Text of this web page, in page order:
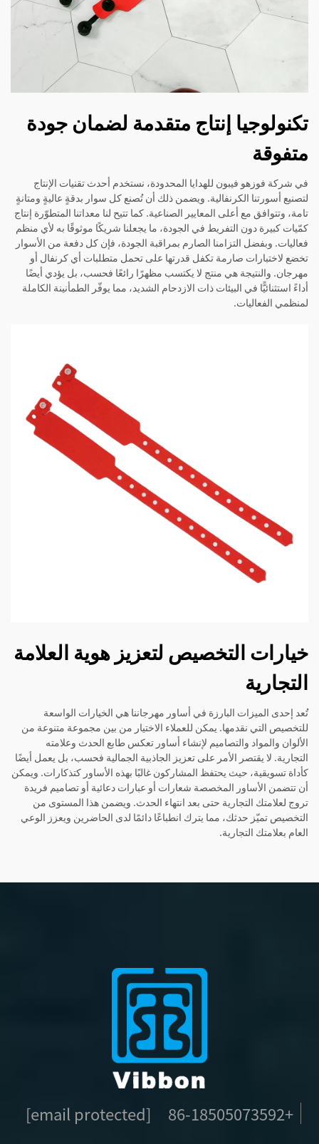
تكنولوجيا إنتاج متقدمة لضمان جودة
متفوقة
في شركة فوزهو فيبون للهدايا المحدودة، نستخدم أحدث تقنيات الإنتاج
لتصنيع أسورتنا الكرنفالية. ويضمن ذلك أن تُصنع كل سوار بدقةٍ عاليةٍ ومتانةٍ
تامة، وتتوافق مع أعلى المعايير الصناعية. كما تتيح لنا معداتنا المتطوّرة إنتاج
كمّيات كبيرة دون التفريط في الجودة، ما يجعلنا شريكًا موثوقًا به لأي منظم
فعاليات. وبفضل التزامنا الصارم بمراقبة الجودة، فإن كل دفعة من الأسوار
تخضع لاختبارات صارمة تكفل قدرتها على تحمل متطلبات أي كرنفال أو
مهرجان. والنتيجة هي منتج لا يكتسب مظهرًا رائعًا فحسب، بل يؤدي أيضًا
أداءً استثنائيًّا في البيئات ذات الازدحام الشديد، مما يوفّر الطمأنينة الكاملة
لمنظمي الفعاليات.
خيارات التخصيص لتعزيز هوية العلامة
التجارية
تُعد إحدى الميزات البارزة في أساور مهرجاننا هي الخيارات الواسعة
للتخصيص التي نقدمها. يمكن للعملاء الاختيار من بين مجموعة متنوعة من
الألوان والمواد والتصاميم لإنشاء أساور تعكس طابع الحدث وعلامته
التجارية. لا يقتصر الأمر على تعزيز الجاذبية الجمالية فحسب، بل يعمل أيضًا
كأداة تسويقية، حيث يحتفظ المشاركون غالبًا بهذه الأساور كتذكارات. ويمكن
أن تتضمن الأساور المخصصة شعارات أو عبارات دعائية أو تصاميم فريدة
تروج لعلامتك التجارية حتى بعد انتهاء الحدث. ويضمن هذا المستوى من
التخصيص تميّز حدثك، مما يترك انطباعًا دائمًا لدى الحاضرين ويعزز الوعي
العام بعلامتك التجارية.
+86-18505073592
[email protected]